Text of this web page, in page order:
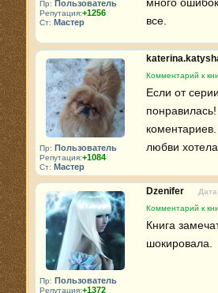
Пр: Пользователь
Репутация:+1256
Ст: Мастер
все.
Пр: Пользователь
Репутация:+1084
Ст: Мастер
Комментарий к
Если от
любви
Пр: Пользователь
Репутация:+1372
Dzenifer
Комментарий к
Книга
шокировала.